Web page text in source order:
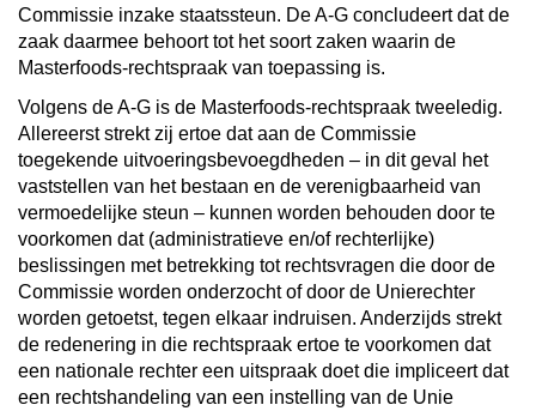
Commissie inzake staatssteun. De A-G concludeert dat de
zaak daarmee behoort tot het soort zaken waarin de
Masterfoods-rechtspraak van toepassing is.
Volgens de A-G is de Masterfoods-rechtspraak tweeledig.
Allereerst strekt zij ertoe dat aan de Commissie
toegekende uitvoeringsbevoegdheden – in dit geval het
vaststellen van het bestaan en de verenigbaarheid van
vermoedelijke steun – kunnen worden behouden door te
voorkomen dat (administratieve en/of rechterlijke)
beslissingen met betrekking tot rechtsvragen die door de
Commissie worden onderzocht of door de Unierechter
worden getoetst, tegen elkaar indruisen. Anderzijds strekt
de redenering in die rechtspraak ertoe te voorkomen dat
een nationale rechter een uitspraak doet die impliceert dat
een rechtshandeling van een instelling van de Unie